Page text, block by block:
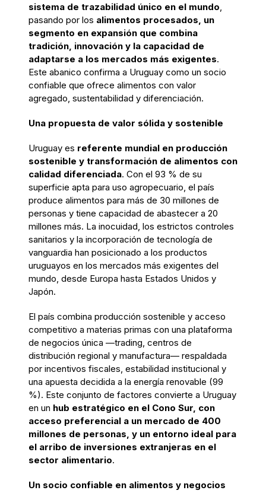
sistema de trazabilidad único en el mundo,
pasando por los alimentos procesados, un
segmento en expansión que combina
tradición, innovación y la capacidad de
adaptarse a los mercados más exigentes.
Este abanico confirma a Uruguay como un socio
confiable que ofrece alimentos con valor
agregado, sustentabilidad y diferenciación.
Una propuesta de valor sólida y sostenible
Uruguay es referente mundial en producción
sostenible y transformación de alimentos con
calidad diferenciada. Con el 93 % de su
superficie apta para uso agropecuario, el país
produce alimentos para más de 30 millones de
personas y tiene capacidad de abastecer a 20
millones más. La inocuidad, los estrictos controles
sanitarios y la incorporación de tecnología de
vanguardia han posicionado a los productos
uruguayos en los mercados más exigentes del
mundo, desde Europa hasta Estados Unidos y
Japón.
El país combina producción sostenible y acceso
competitivo a materias primas con una plataforma
de negocios única —trading, centros de
distribución regional y manufactura— respaldada
por incentivos fiscales, estabilidad institucional y
una apuesta decidida a la energía renovable (99
%). Este conjunto de factores convierte a Uruguay
en un hub estratégico en el Cono Sur, con
acceso preferencial a un mercado de 400
millones de personas, y un entorno ideal para
el arribo de inversiones extranjeras en el
sector alimentario.
Un socio confiable en alimentos y negocios